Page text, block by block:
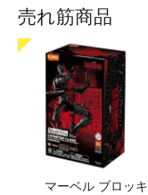
売れ筋商品
マーベル ブロッキ